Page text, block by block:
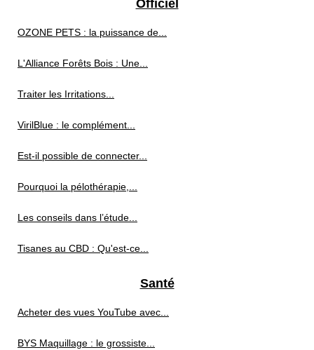
Officiel
OZONE PETS : la puissance de...
L'Alliance Forêts Bois : Une...
Traiter les Irritations...
VirilBlue : le complément...
Est-il possible de connecter...
Pourquoi la pélothérapie,...
Les conseils dans l’étude...
Tisanes au CBD : Qu'est-ce...
Santé
Acheter des vues YouTube avec...
BYS Maquillage : le grossiste...